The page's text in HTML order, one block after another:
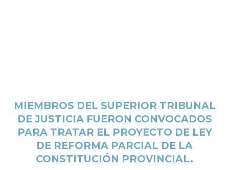
MIEMBROS DEL SUPERIOR TRIBUNAL
DE JUSTICIA FUERON CONVOCADOS
PARA TRATAR EL PROYECTO DE LEY
DE REFORMA PARCIAL DE LA
CONSTITUCIÓN PROVINCIAL.